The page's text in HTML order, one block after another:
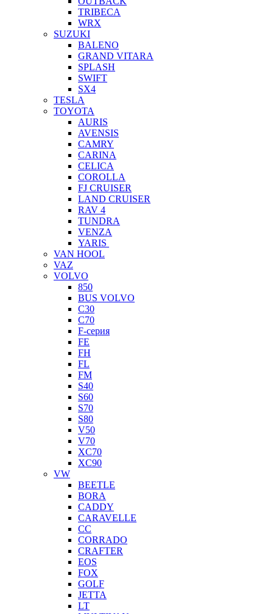
TRIBECA
WRX
SUZUKI
BALENO
GRAND VITARA
SPLASH
SWIFT
SX4
TESLA
TOYOTA
AURIS
AVENSIS
CAMRY
CARINA
CELICA
COROLLA
FJ CRUISER
LAND CRUISER
RAV 4
TUNDRA
VENZA
YARIS
VAN HOOL
VAZ
VOLVO
850
BUS VOLVO
C30
C70
F-серия
FE
FH
FL
FM
S40
S60
S70
S80
V50
V70
XC70
XC90
VW
BEETLE
BORA
CADDY
CARAVELLE
CC
CORRADO
CRAFTER
EOS
FOX
GOLF
JETTA
LT